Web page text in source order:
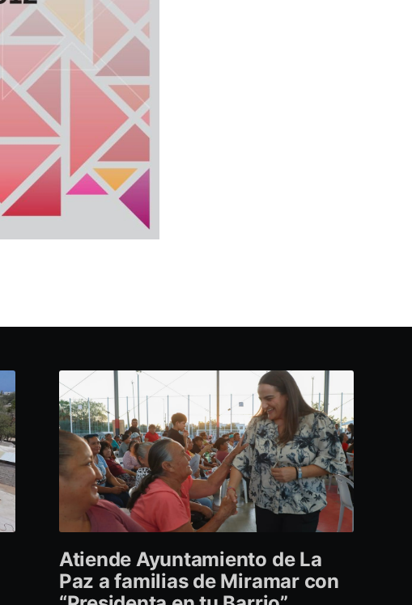
Atiende Ayuntamiento de La
Paz a familias de Miramar con